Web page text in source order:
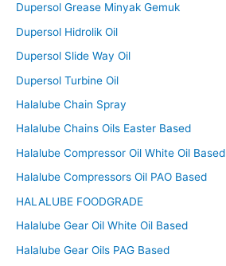
Dupersol Grease Minyak Gemuk
Dupersol Hidrolik Oil
Dupersol Slide Way Oil
Dupersol Turbine Oil
Halalube Chain Spray
Halalube Chains Oils Easter Based
Halalube Compressor Oil White Oil Based
Halalube Compressors Oil PAO Based
HALALUBE FOODGRADE
Halalube Gear Oil White Oil Based
Halalube Gear Oils PAG Based